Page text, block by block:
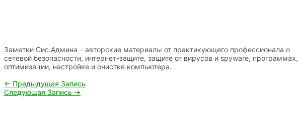
Заметки Сис.Админа – авторские материалы от практикующего профессионала о
сетевой безопасности, интернет-защите, защите от вирусов и spyware, программах,
оптимизации, настройке и очистке компьютера.
Навигация
по
← Предыдущая Запись
Следующая Запись →